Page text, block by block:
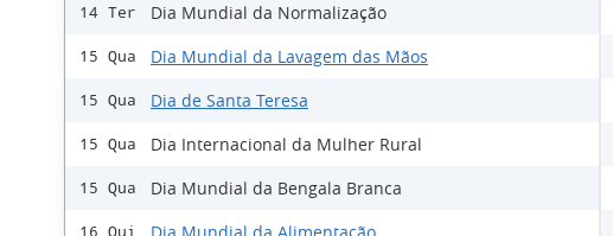
14 Ter Dia Mundial da Normalização
15 Qua Dia Mundial da Lavagem das Mãos
15 Qua Dia de Santa Teresa
15 Qua Dia Internacional da Mulher Rural
15 Qua Dia Mundial da Bengala Branca
16 Qui